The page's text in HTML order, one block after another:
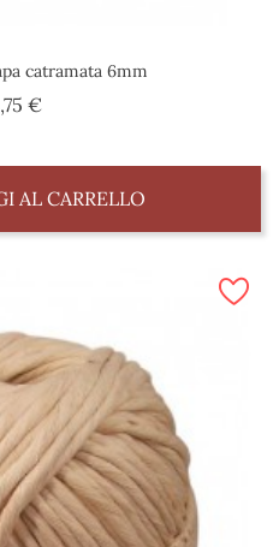
catramata 6mm
€Prezzo
AL CARRELLO